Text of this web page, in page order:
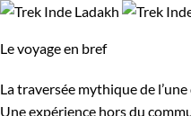
Le voyage en bref
La traversée mythique de
Une expérience hors du